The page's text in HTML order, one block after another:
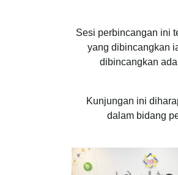
Sesi perbincangan ini
yang dibincangkan
dibincangkan
Kunjungan ini
dalam bidang